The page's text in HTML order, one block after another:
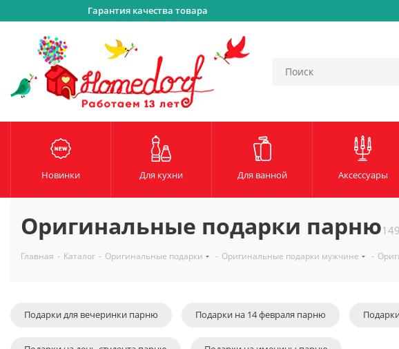
Гарантия качества товара
Новинки Для кухни Для ванной Аксессуары
Оригинальные подарки парню
Главная - Каталог - Оригинальные подарки - Оригинальные подарки мужчине -
Подарки для вечеринки парню Подарки на 14 февраля парню